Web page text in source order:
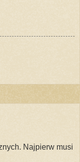
Najpierw musi